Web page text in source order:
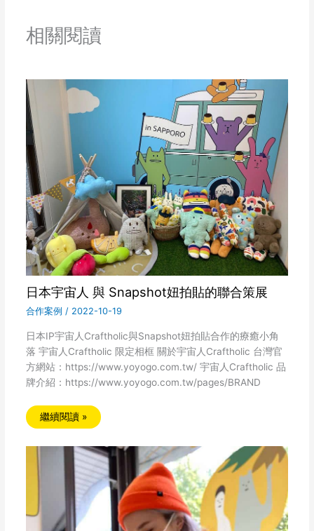
相關閱讀
日本宇宙人 與 Snapshot妞拍貼的聯合策展
合作案例 / 2022-10-19
日本IP宇宙人Craftholic與Snapshot妞拍貼合作的療癒小角
落 宇宙人Craftholic 限定相框 關於宇宙人Craftholic 台灣官
方網站：https://www.yoyogo.com.tw/ 宇宙人Craftholic 品
牌介紹：https://www.yoyogo.com.tw/pages/BRAND
繼續閱讀 »